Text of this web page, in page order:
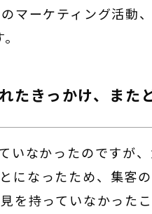
マーケティング活動
たきっかけ、また
いなかったのですが
になったため、集客
を持っていなかった